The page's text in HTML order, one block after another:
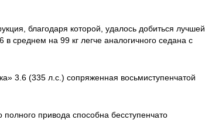
благодаря которой, удалось добиться лучшей
в среднем на 99 кг легче аналогичного седана с
3.6 (335 л.с.) сопряженная восьмиступенчатой
привода способна бесступенчато